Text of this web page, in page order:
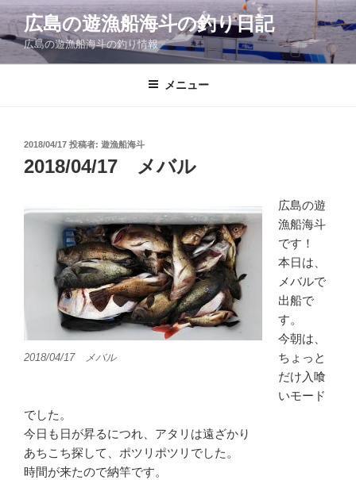
コ
ン
ン
広島の遊漁船海斗の釣り日記
広島の遊漁船海斗の釣り情報
メニュー
投
稿
日:
2018/04/17 投稿者: 遊漁船海斗
2018/04/17 メバル
2018/04/17 メバル
広島の遊
漁船海斗
です！
本日は、
メバルで
出船で
す。
今朝は、
ちょっと
だけ入喰
いモード
でした。
今日も日が昇るにつれ、アタリは遠ざかり
あちこち探して、ポツリポツリでした。
時間が来たので納竿です。